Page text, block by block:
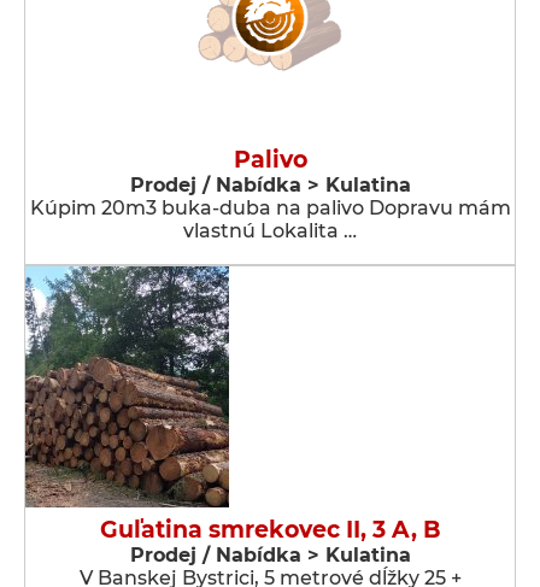
Palivo
Prodej / Nabídka > Kulatina
Kúpim 20m3 buka-duba na palivo Dopravu mám
vlastnú Lokalita …
Guľatina smrekovec II, 3 A, B
Prodej / Nabídka > Kulatina
V Banskej Bystrici, 5 metrové dĺžky 25 +